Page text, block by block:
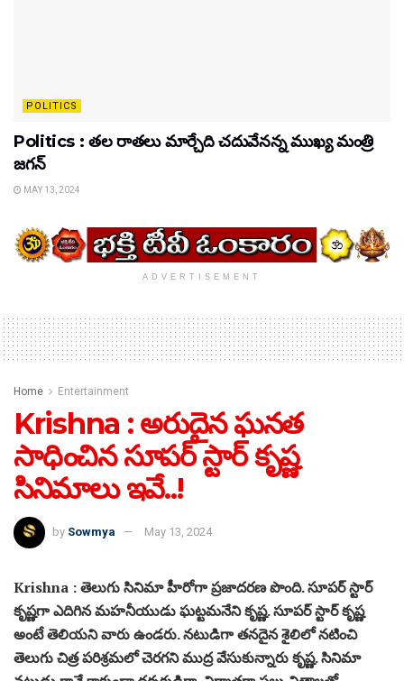
POLITICS
Politics : తల రాతలు మార్చేది చదువేనన్న ముఖ్య మంత్రి
జగన్
MAY 13, 2024
ADVERTISEMENT
Home Entertainment
Krishna : అరుదైన ఘనత
సాధించిన సూపర్ స్టార్ కృష్ణ
సినిమాలు ఇవే..!
by Sowmya May 13, 2024
Krishna : తెలుగు సినిమా హీరోగా ప్రజాదరణ పొంది. సూపర్ స్టార్
కృష్ణగా ఎదిగిన మహనీయుడు ఘట్టమనేని కృష్ణ. సూపర్ స్టార్ కృష్ణ
అంటే తెలియని వారు ఉండరు. నటుడిగా తనదైన శైలిలో నటించి
తెలుగు చిత్ర పరిశ్రమలో చెరగని ముద్ర వేసుకున్నారు కృష్ణ. సినిమా